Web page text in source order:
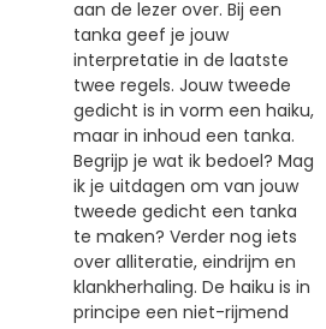
aan de lezer over. Bij een
tanka geef je jouw
interpretatie in de laatste
twee regels. Jouw tweede
gedicht is in vorm een haiku,
maar in inhoud een tanka.
Begrijp je wat ik bedoel? Mag
ik je uitdagen om van jouw
tweede gedicht een tanka
te maken? Verder nog iets
over alliteratie, eindrijm en
klankherhaling. De haiku is in
principe een niet-rijmend